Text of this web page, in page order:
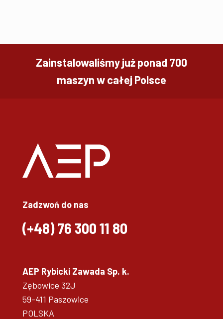
Zainstalowaliśmy już ponad 700
maszyn w całej Polsce
Zadzwoń do nas
(+48)76 300 11 80
AEP Rybicki Zawada Sp. k.
Zębowice 32J
59-411 Paszowice
POLSKA